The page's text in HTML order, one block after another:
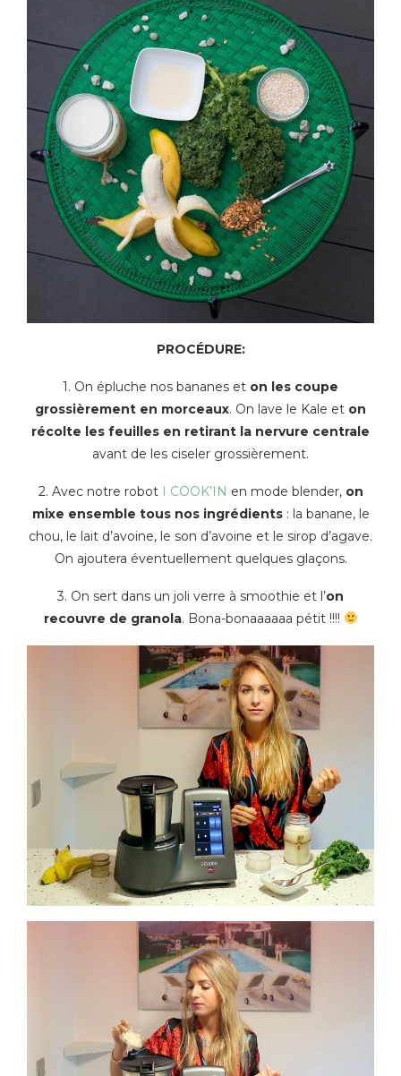
PROCÉDURE:
1. On épluche nos bananes et on les coupe
grossièrement en morceaux. On lave le Kale et on
récolte les feuilles en retirant la nervure centrale
avant de les ciseler grossièrement.
2. Avec notre robot I COOK’IN en mode blender, on
mixe ensemble tous nos ingrédients: la banane, le
chou, le lait d’avoine, le son d’avoine et le sirop d’agave.
On ajoutera éventuellement quelques glaçons.
3. On sert dans un joli verre à smoothie et l’on
recouvre de granola. Bona-bonaaaaaa pétit !!!!